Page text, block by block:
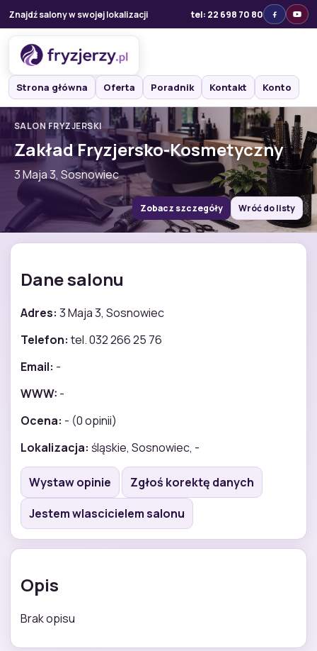
Znajdź salony w swojej lokalizacji tel: 22 698 70 80
Strona główna Oferta Poradnik Kontakt Konto
SALON FRYZJERSKI
Zakład Fryzjersko-Kosmetyczny
3 Maja 3, Sosnowiec
Zobacz szczegóły Wróć do listy
Dane salonu
Adres: 3 Maja 3, Sosnowiec
Telefon: tel. 032 266 25 76
Email: -
WWW: -
Ocena: - (0 opinii)
Lokalizacja: śląskie, Sosnowiec, -
Wystaw opinie
Zgłoś korektę danych
Jestem wlascicielem salonu
Opis
Brak opisu